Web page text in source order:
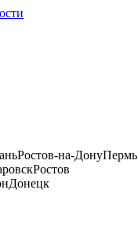
Ростов-на-ДонуПермь
Ростов
Донецк